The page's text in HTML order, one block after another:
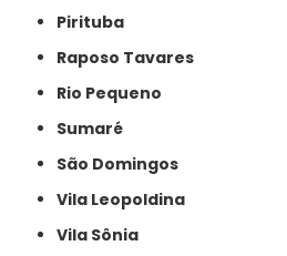
Pirituba
Raposo Tavares
Rio Pequeno
Sumaré
São Domingos
Vila Leopoldina
Vila Sônia